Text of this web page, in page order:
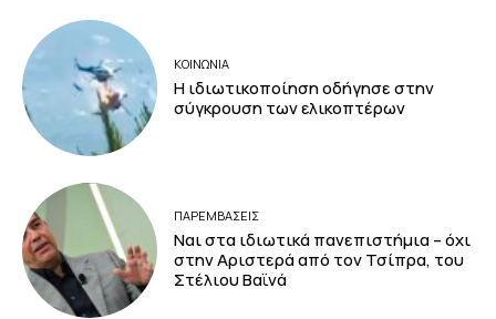
ΚΟΙΝΩΝΙΑ
Η ιδιωτικοποίηση οδήγησε στην
σύγκρουση των ελικοπτέρων
ΠΑΡΕΜΒΑΣΕΙΣ
Ναι στα ιδιωτικά πανεπιστήμια – όχι
στην Αριστερά από τον Τσίπρα, του
Στέλιου Βαϊνά